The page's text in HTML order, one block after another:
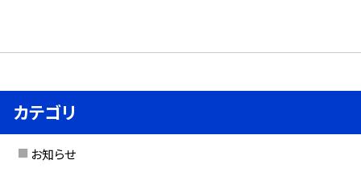
カテゴリ
お知らせ